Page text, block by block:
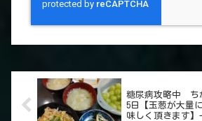
糖尿病攻略中 ち
5日【玉葱が大量
味しく頂きます